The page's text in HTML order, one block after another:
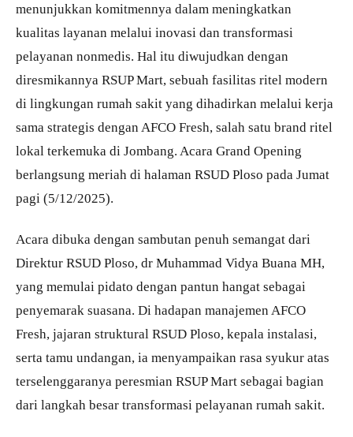
menunjukkan komitmennya dalam meningkatkan
kualitas layanan melalui inovasi dan transformasi
pelayanan nonmedis. Hal itu diwujudkan dengan
diresmikannya RSUP Mart, sebuah fasilitas ritel modern
di lingkungan rumah sakit yang dihadirkan melalui kerja
sama strategis dengan AFCO Fresh, salah satu brand ritel
lokal terkemuka di Jombang. Acara Grand Opening
berlangsung meriah di halaman RSUD Ploso pada Jumat
pagi (5/12/2025).
Acara dibuka dengan sambutan penuh semangat dari
Direktur RSUD Ploso, dr Muhammad Vidya Buana MH,
yang memulai pidato dengan pantun hangat sebagai
penyemarak suasana. Di hadapan manajemen AFCO
Fresh, jajaran struktural RSUD Ploso, kepala instalasi,
serta tamu undangan, ia menyampaikan rasa syukur atas
terselenggaranya peresmian RSUP Mart sebagai bagian
dari langkah besar transformasi pelayanan rumah sakit.